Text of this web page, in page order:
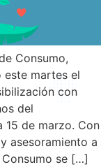
Consumo,
este martes el
con
del
15 de marzo. Con
asesoramiento a
se […]